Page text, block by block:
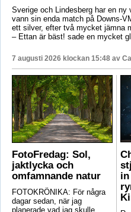
Sverige och Lindesberg har en ny
vann sin enda match på Downs-
ett silver, efter två mycket jämna
– Ettan är bäst! sade en mycket
7 augusti 2026 klockan 15:48 av
FotoFredag: Sol,
jaktlycka och
omfamnande natur
FOTOKRÖNIKA: För några
dagar sedan, när jag
planerade vad jag skulle